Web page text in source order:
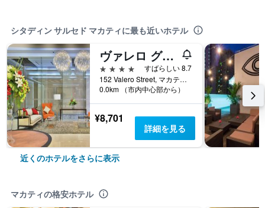
シタディン サルセド マカティに最も近いホテル
ヴァレロ グランド スイーツ バイ スイスベルホテル マカティ
4つ星
すばらしい 8.7
152 Valero Street, マカティ, フィリピン
0.0km （市内中心部から）
¥8,701
詳細を見る
近くのホテルをさらに表示
マカティの格安ホテル